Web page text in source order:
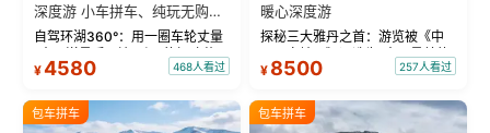
深度游 小车拼车、纯玩无购
物！
自驾环湖360°：用一圈车轮丈量
“大西洋最后一滴眼泪”的极致蔚
蓝。 赛湖旅拍：甄选多款风格服
绝美瞬间。 赛湖坦克300跟车视
频：专业摄影师...
¥4580 468人看过
暖心深度游
探秘三大雅丹之首：游览被《中
国国家地理》评选为“中国最美的
三大雅丹”第一名的克拉玛依魔鬼
瓦人最大村落——禾木村，欣赏
晨雾与小木...
¥ 8500 257人看过
包车拼车 包车拼车